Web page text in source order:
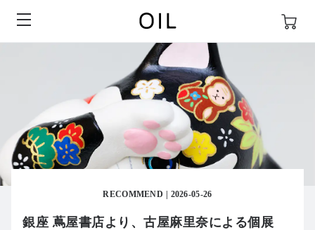
RECOMMEND 2026-05-26
銀座 蔦屋書店より、古屋麻里奈による個展